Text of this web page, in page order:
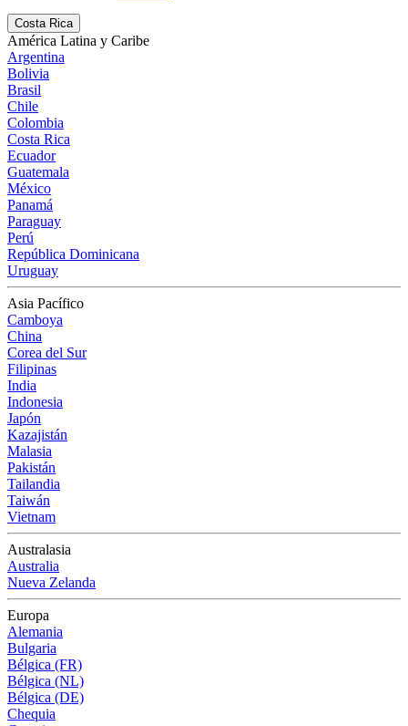
Costa Rica
América Latina y Caribe
Argentina
Bolivia
Brasil
Chile
Colombia
Costa Rica
Ecuador
Guatemala
México
Panamá
Paraguay
Perú
República Dominicana
Uruguay
Asia Pacífico
Camboya
China
Corea del Sur
Filipinas
India
Indonesia
Japón
Kazajistán
Malasia
Pakistán
Tailandia
Taiwán
Vietnam
Australasia
Australia
Nueva Zelanda
Europa
Alemania
Bulgaria
Bélgica (FR)
Bélgica (NL)
Bélgica (DE)
Chequia